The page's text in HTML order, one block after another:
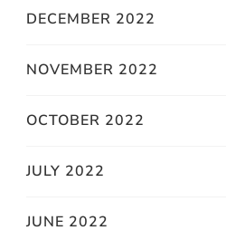
DECEMBER 2022
NOVEMBER 2022
OCTOBER 2022
JULY 2022
JUNE 2022